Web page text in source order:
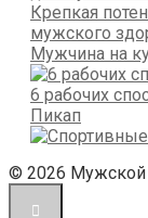
Крепкая
мужского
Мужчина на
6 рабочих
Пикап
© 2026